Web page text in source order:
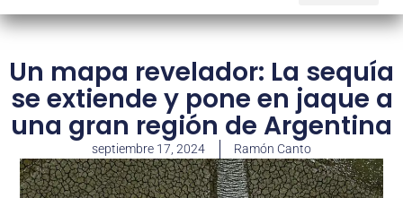
Un mapa revelador: La sequía
se extiende y pone en jaque a
una gran región de Argentina
septiembre 17, 2024 Ramón Canto